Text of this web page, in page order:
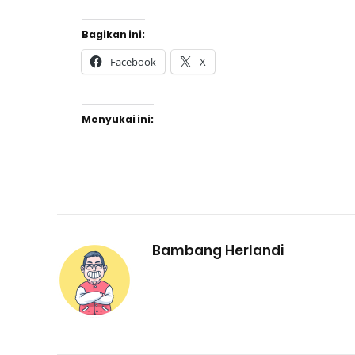
Bagikan ini:
Facebook X
Menyukai ini:
Bambang Herlandi